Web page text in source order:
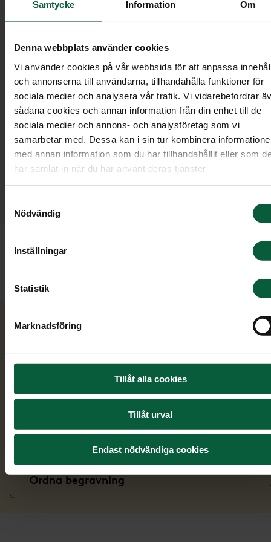
Samtycke Information Om
Denna webbplats använder cookies
Vi använder cookies på vår webbsida för att anpassa
och annonserna till användarna, tillhandahålla funktioner för
sociala medier och analysera vår trafik. Vi vidarebefordrar
sådana cookies och annan information från din enhet till de
sociala medier och annons- och analysföretag som vi
samarbetar med. Dessa kan i sin tur kombinera
med annan information som du har tillhandahållit eller som
har samlat in när du har använt deras tjänster.
Nödvändig
Inställningar
Statistik
Marknadsföring
Tillåt alla cookies
Tillåt urval
Endast nödvändiga cookies
Det är vanligt att inkludera en dikt eller vers
för att uttrycka känslor och ge annonsen en
personlig prägel. Här finns inspiration för
verser och dikter som kan väljas till
Dödsannons
Ordna begravning